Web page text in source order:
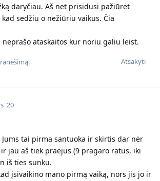
daryčiau. Aš net prisidusi pažiūrėt
sedžiu o nežiūriu vaikus. Čia
neprašo ataskaitos kur noriu galiu leist.
Atsakyti
'20
Jums tai pirma santuoka ir skirtis dar nėr
jau aš tiek praėjus (9 pragaro ratus, iki
iš ties sunku.
įsivaikino mano pirmą vaiką, nors jis jo ir